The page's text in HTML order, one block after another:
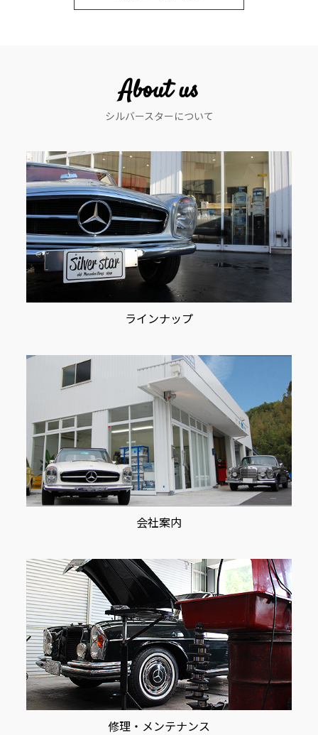
ン
About us
シルバースターについて
ラインナップ
会社案内
修理・メンテナンス